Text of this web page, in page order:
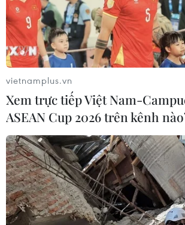
Đụng độ giữa Israel và
người thiệt mạng
vietnamplus.vn
Xem trực tiếp Việt Nam-
ASEAN Cup 2026 trên kênh